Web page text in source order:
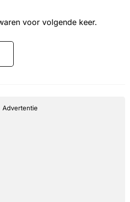
voor volgende keer.
Advertentie